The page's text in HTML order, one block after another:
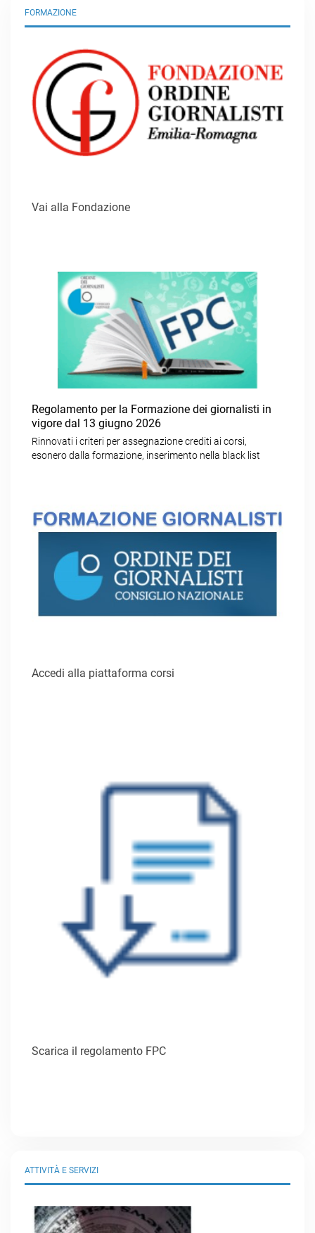
FORMAZIONE
Vai alla Fondazione
Regolamento per la Formazione dei giornalisti in
vigore dal 13 giugno 2026
Rinnovati i criteri per assegnazione crediti ai corsi,
esonero dalla formazione, inserimento nella black list
Accedi alla piattaforma corsi
Scarica il regolamento FPC
ATTIVITÀ E SERVIZI